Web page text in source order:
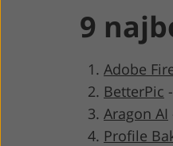
9
Adobe
BetterPic -
Aragon AI
Profile